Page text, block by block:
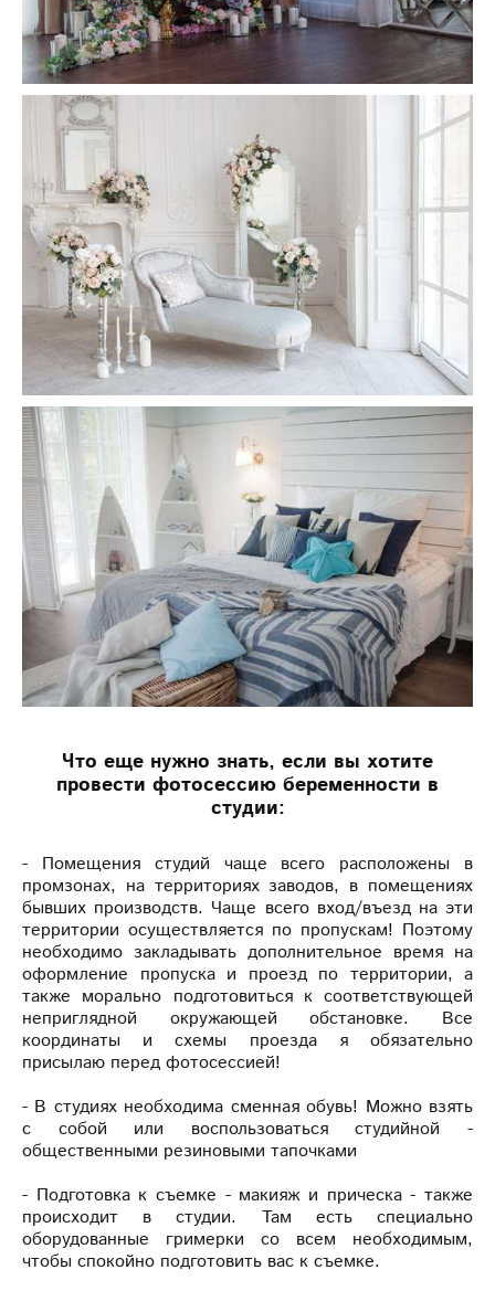
Что еще нужно знать, если вы хотите
провести фотосессию беременности в
студии:
- Помещения студий чаще всего расположены в
промзонах, на территориях заводов, в помещениях
бывших производств. Чаще всего вход/въезд на эти
территории осуществляется по пропускам! Поэтому
необходимо закладывать дополнительное время на
оформление пропуска и проезд по территории, а
также морально подготовиться к соответствующей
неприглядной окружающей обстановке. Все
координаты и схемы проезда я обязательно
присылаю перед фотосессией!
- В студиях необходима сменная обувь! Можно взять
с собой или воспользоваться студийной -
общественными резиновыми тапочками
- Подготовка к съемке - макияж и прическа - также
происходит в студии. Там есть специально
оборудованные гримерки со всем необходимым,
чтобы спокойно подготовить вас к съемке.